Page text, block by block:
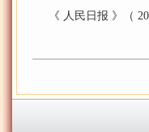
《 人民日报 》（